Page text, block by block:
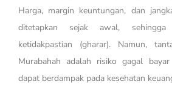
Harga, margin keuntungan, dan
ditetapkan sejak awal,
ketidakpastian (gharar). Namun,
Murabahah adalah risiko gagal
dapat berdampak pada kesehatan